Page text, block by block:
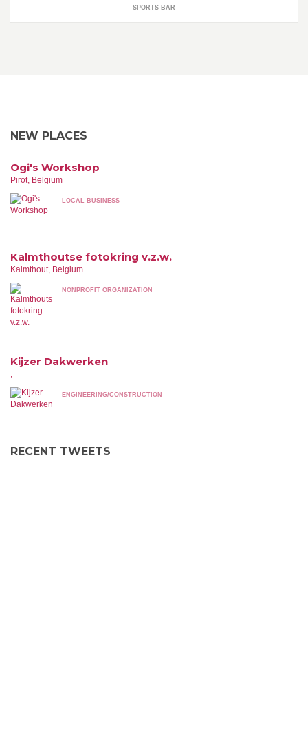
SPORTS BAR
NEW PLACES
Ogi's Workshop
Pirot, Belgium
LOCAL BUSINESS
Kalmthoutse fotokring v.z.w.
Kalmthout, Belgium
NONPROFIT ORGANIZATION
Kijzer Dakwerken
,
ENGINEERING/CONSTRUCTION
RECENT TWEETS